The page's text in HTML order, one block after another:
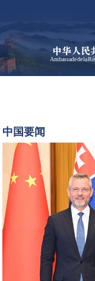
中华人民
Ambassade de la
中国要闻
近
平
同
斯
洛